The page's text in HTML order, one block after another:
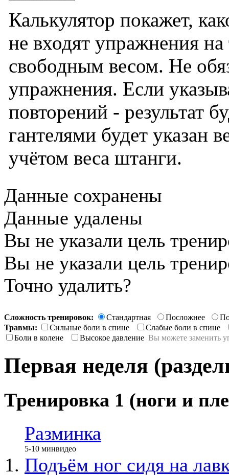
Калькулятор покажет,
не входят упражнения на
свободным весом. Не
упражнения. Если
повторений - результат
гантелями будет указан
учётом веса штанги.
Данные сохранены
Данные удалены
Вы не указали цель
Вы не указали цель
Точно удалить?
Сложность тренировок: Стандартная Посложнее
Травмы:
Сильные боли в спине
Слабые боли в спине
Боли в колене
Высокое давление Вы можете заменить
Первая неделя
Тренировка 1 (ноги и
Разминка
5-10 минвидео
Подъём ног сидя на